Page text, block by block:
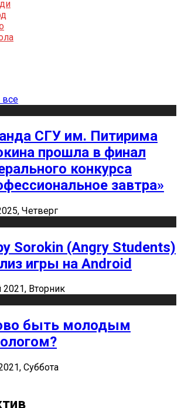
все
СГУ им. Питирима
прошла в финал
конкурса
завтра»
Четверг
Sorokin (Angry Students)
игры на Android
Вторник
быть молодым
Суббота